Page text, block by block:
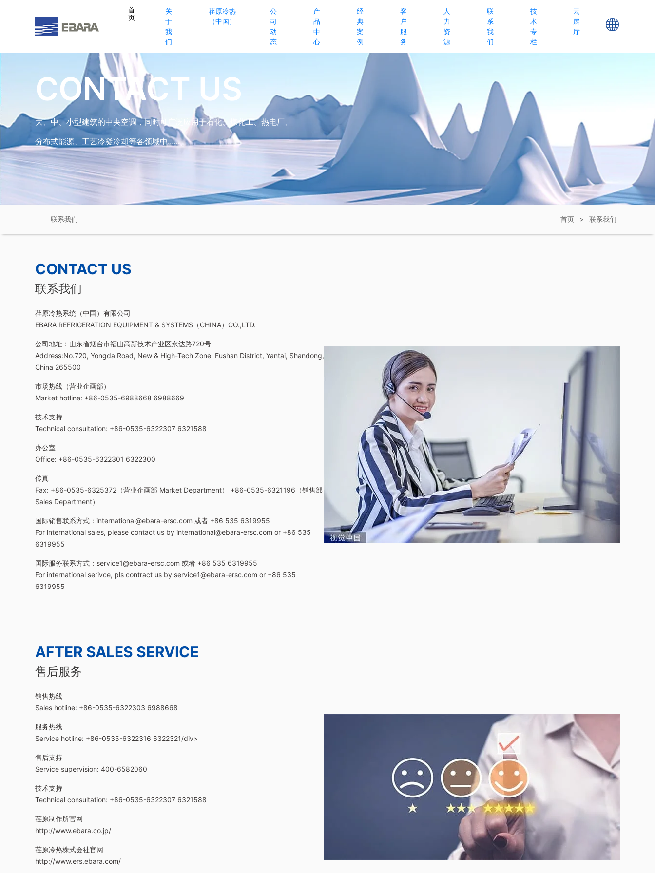
首
页
关
于
我
们
荏原冷热
（中国）
公
司
动
态
产
品
中
心
经
典
案
例
客
户
服
务
人
力
资
源
联
系
我
们
技
术
专
栏
云
展
厅
CONTACT US
大、中、小型建筑的中央空调，同时可广泛应用于石化、煤化工、热电厂、
分布式能源、工艺冷凝冷却等各领域中......
联系我们 首页 > 联系我们
CONTACT US
联系我们
荏原冷热系统（中国）有限公司
EBARA REFRIGERATION EQUIPMENT & SYSTEMS（CHINA）CO.,LTD.
公司地址：山东省烟台市福山高新技术产业区永达路720号
Address:No.720, Yongda Road, New & High-Tech Zone, Fushan District, Yantai, Shandong,
China 265500
市场热线（营业企画部）
Market hotline: +86-0535-6988668 6988669
技术支持
Technical consultation: +86-0535-6322307 6321588
办公室
Office: +86-0535-6322301 6322300
传真
Fax: +86-0535-6325372（营业企画部 Market Department） +86-0535-6321196（销售部
Sales Department）
国际销售联系方式：international@ebara-ersc.com 或者 +86 535 6319955
For international sales, please contact us by international@ebara-ersc.com or +86 535
6319955
国际服务联系方式：service1@ebara-ersc.com 或者 +86 535 6319955
For international serivce, pls contract us by service1@ebara-ersc.com or +86 535
6319955
AFTER SALES SERVICE
售后服务
销售热线
Sales hotline: +86-0535-6322303 6988668
服务热线
Service hotline: +86-0535-6322316 6322321/div>
售后支持
Service supervision: 400-6582060
技术支持
Technical consultation: +86-0535-6322307 6321588
荏原制作所官网
http://www.ebara.co.jp/
荏原冷热株式会社官网
http://www.ers.ebara.com/